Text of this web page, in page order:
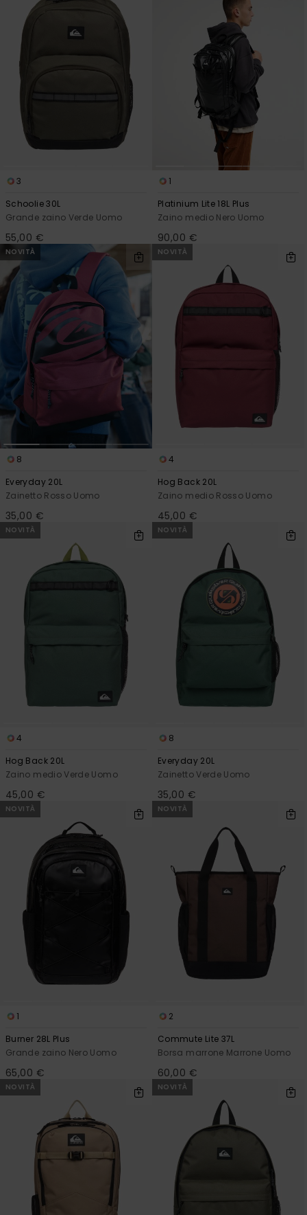
3
Schoolie 30L
Grande zaino Verde Uomo
55,00 €
1
Platinium Lite 18L Plus
Zaino medio Nero Uomo
90,00 €
NOVITÀ
8
Everyday 20L
Zainetto Rosso Uomo
35,00 €
NOVITÀ
4
Hog Back 20L
Zaino medio Rosso Uomo
45,00 €
NOVITÀ
4
Hog Back 20L
Zaino medio Verde Uomo
45,00 €
NOVITÀ
8
Everyday 20L
Zainetto Verde Uomo
35,00 €
NOVITÀ
1
Burner 28L Plus
Grande zaino Nero Uomo
65,00 €
NOVITÀ
2
Commute Lite 37L
Borsa marrone Marrone Uomo
60,00 €
NOVITÀ NOVITÀ